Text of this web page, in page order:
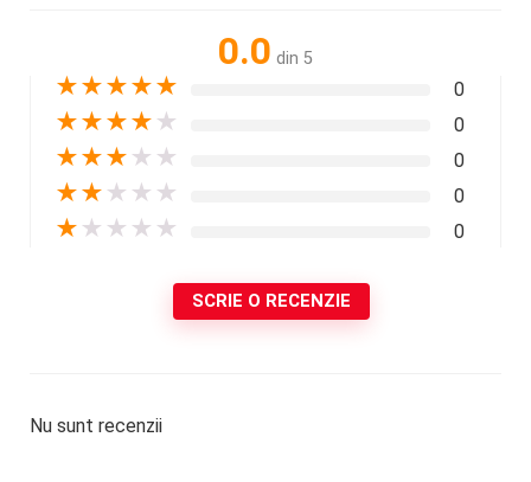
0.0 din 5
★★★★★ 0
★★★★ ★ 0
★★★ ★ ★ 0
★★ ★ ★ ★ 0
★ ★ ★ ★ ★ 0
SCRIE O RECENZIE
Nu sunt recenzii